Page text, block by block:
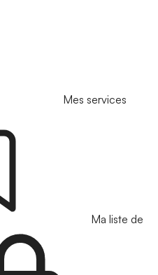
Mes services
Ma liste de